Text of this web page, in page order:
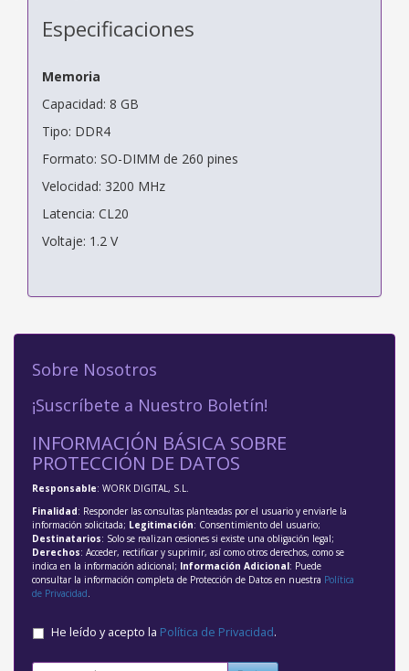
Especificaciones
Memoria
Capacidad: 8 GB
Tipo: DDR4
Formato: SO-DIMM de 260 pines
Velocidad: 3200 MHz
Latencia: CL20
Voltaje: 1.2 V
Sobre Nosotros
¡Suscríbete a Nuestro Boletín!
INFORMACIÓN BÁSICA SOBRE
PROTECCIÓN DE DATOS
Responsable: WORK DIGITAL, S.L.
Finalidad: Responder las consultas planteadas por el usuario y enviarle la
información solicitada; Legitimación: Consentimiento del usuario;
Destinatarios: Solo se realizan cesiones si existe una obligación legal;
Derechos: Acceder, rectificar y suprimir, así como otros derechos, como se
indica en la información adicional; Información Adicional: Puede
consultar la información completa de Protección de Datos en nuestra Política
de Privacidad
He leído y acepto la Política de Privacidad.